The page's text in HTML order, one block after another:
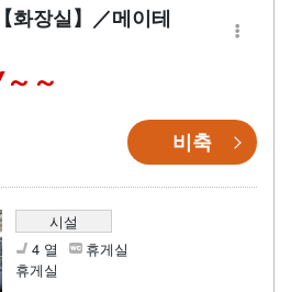
화장실】／메이테
비축
시설
4 열
휴게실
휴게실